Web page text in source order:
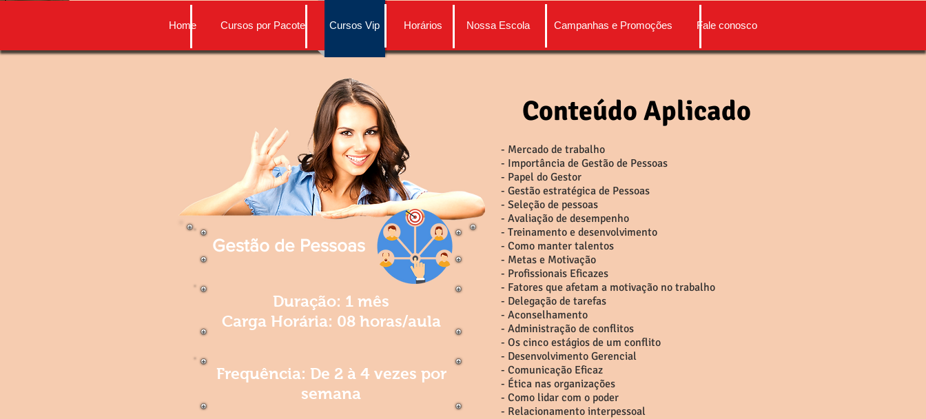
Home Cursos por Pacote Cursos Vip Horários Nossa Escola Campanhas e Promoções Fale conosco
Gestão de Pessoas
Duração: 1 mês
Carga Horária: 08 horas/aula
Frequência: De 2 à 4 vezes por
semana
Conteúdo Aplicado
- Mercado de trabalho
- Importância de Gestão de Pessoas
- Papel do Gestor
- Gestão estratégica de Pessoas
- Seleção de pessoas
- Avaliação de desempenho
- Treinamento e desenvolvimento
- Como manter talentos
- Metas e Motivação
- Profissionais Eficazes
- Fatores que afetam a motivação no trabalho
- Delegação de tarefas
- Aconselhamento
- Administração de conflitos
- Os cinco estágios de um conflito
- Desenvolvimento Gerencial
- Comunicação Eficaz
- Ética nas organizações
- Como lidar com o poder
- Relacionamento interpessoal